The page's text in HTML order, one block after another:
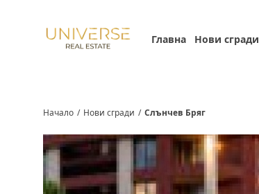
Главна Нови сгради
Начало / Нови сгради / Слънчев Бряг